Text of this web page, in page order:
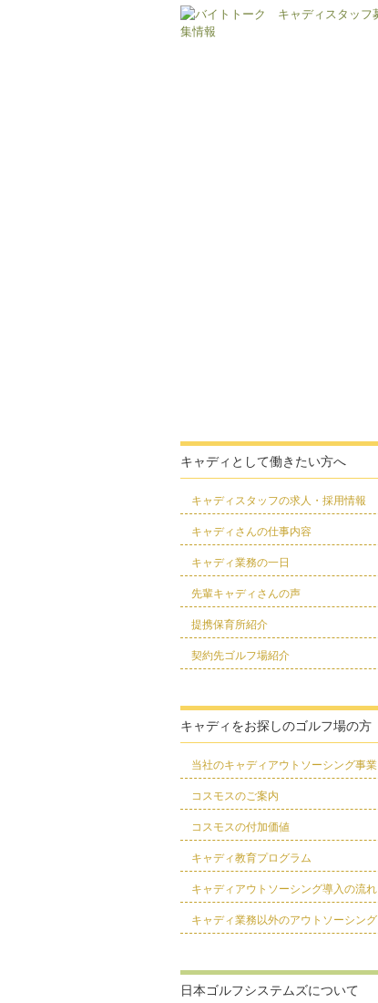
キャディとして働きたい方へ
キャディスタッフの求人・採用情報
キャディさんの仕事内容
キャディ業務の一日
先輩キャディさんの声
提携保育所紹介
契約先ゴルフ場紹介
キャディをお探しのゴルフ場の方
当社のキャディアウトソーシング事業
コスモスのご案内
コスモスの付加価値
キャディ教育プログラム
キャディアウトソーシング導入の流れ
キャディ業務以外のアウトソーシング
日本ゴルフシステムズについて